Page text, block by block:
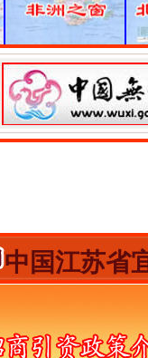
中国江苏省